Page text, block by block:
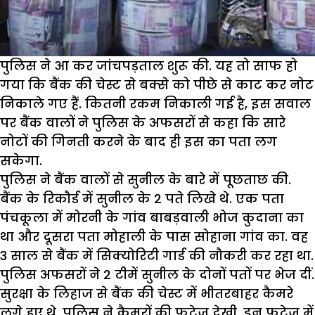
पुलिस ने आ कर जांचपड़ताल शुरू की. यह तो साफ हो
गया कि बैंक की चेस्ट से बक्से को पीछे से काट कर नोट
निकाले गए हैं. कितनी रकम निकाली गई है, इस सवाल
पर बैंक वालों ने पुलिस के अफसरों से कहा कि सारे
नोटों की गिनती करने के बाद ही इस का पता लग
सकेगा.
पुलिस ने बैंक वालों से सुनील के बारे में पूछताछ की.
बैंक के रिकौर्ड में सुनील के 2 पते लिखे थे. एक पता
पंचकूला में मोरनी के गांव बाबड़वाली भोज कुदाना का
था और दूसरा पता मोहाली के पास सोहाना गांव का. वह
3 साल से बैंक में सिक्योरिटी गार्ड की नौकरी कर रहा था.
पुलिस अफसरों ने 2 टीमें सुनील के दोनों पतों पर भेज दीं.
सुरक्षा के लिहाज से बैंक की चेस्ट में भीतरबाहर कैमरे